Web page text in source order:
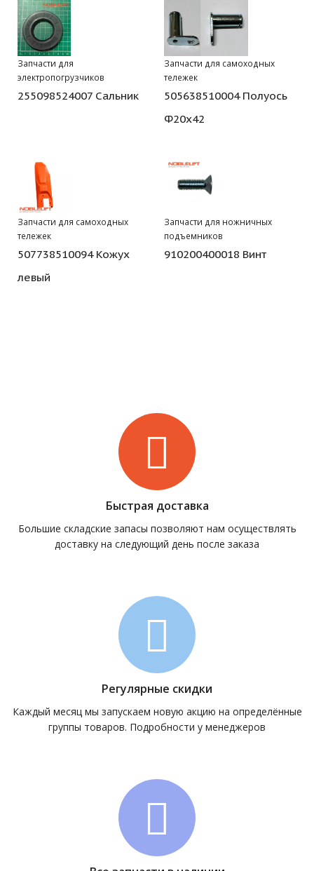
Запчасти для
электропогрузчиков
255098524007 Сальник
Запчасти для самоходных
тележек
505638510004 Полуось
Ф20х42
Запчасти для самоходных
тележек
507738510094 Кожух
левый
Запчасти для ножничных
подъемников
910200400018 Винт
Быстрая доставка
Большие складские запасы позволяют нам осуществлять
доставку на следующий день после заказа
Регулярные скидки
Каждый месяц мы запускаем новую акцию на определённые
группы товаров. Подробности у менеджеров